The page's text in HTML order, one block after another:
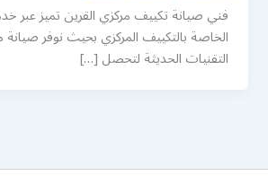
فني صيانة تكييف مركزي القرين تميز عبر
الخاصة بالتكييف المركزي بحيث نوفر
التقنيات الحديثة لتحصل […]